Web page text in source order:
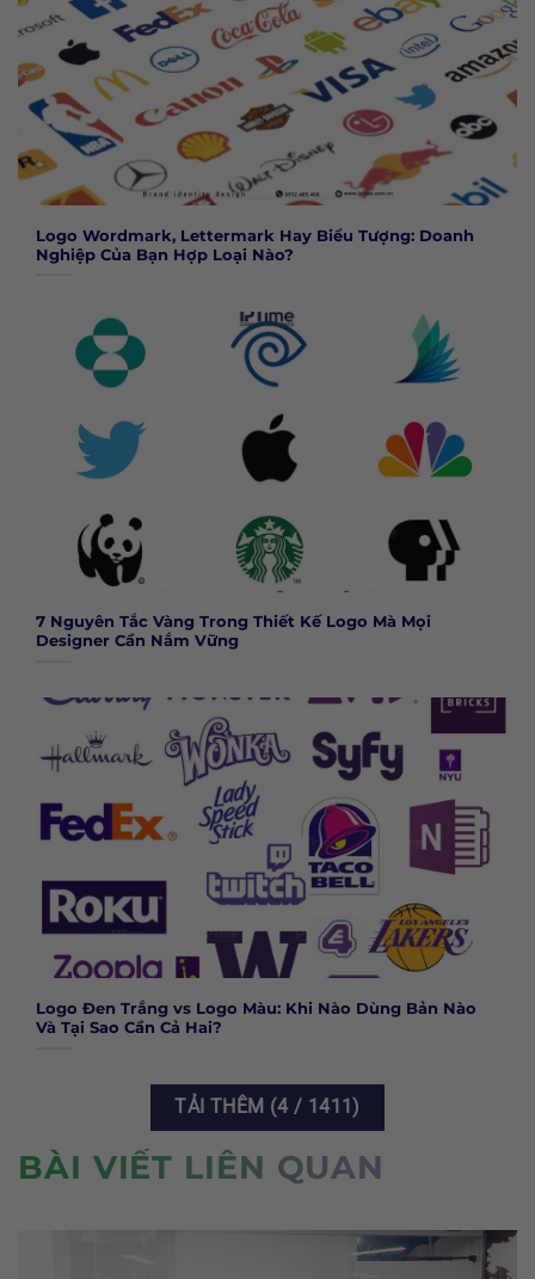
Logo Wordmark, Lettermark Hay Biểu Tượng: Doanh
Nghiệp Của Bạn Hợp Loại Nào?
7 Nguyên Tắc Vàng Trong Thiết Kế Logo Mà Mọi
Designer Cần Nắm Vững
Logo Đen Trắng vs Logo Màu: Khi Nào Dùng Bản Nào
Và Tại Sao Cần Cả Hai?
TẢI THÊM (4/ 1411)
BÀI VIẾT LIÊN QUAN